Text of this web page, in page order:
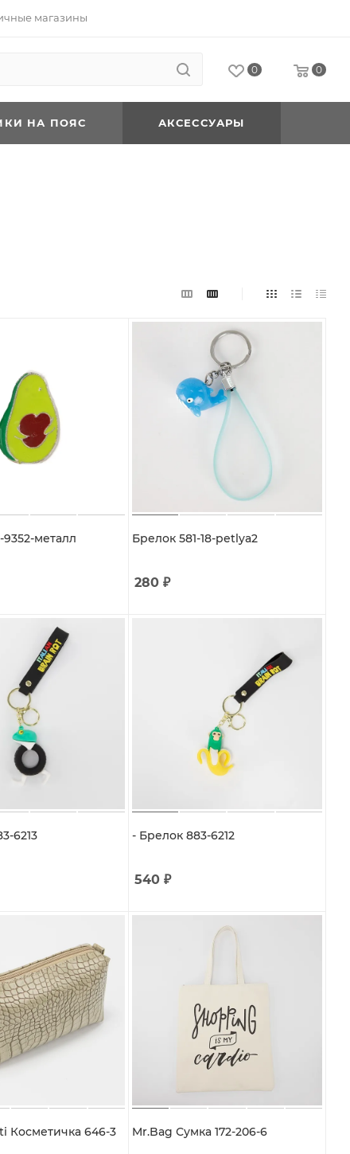
магазины
0 0
НА ПОЯС АКСЕССУАРЫ
металл Брелок 581-18-petlya2
280₽
6213 - Брелок 883-6212
540₽
Косметичка 646-3 Mr.Bag Сумка 172-206-6